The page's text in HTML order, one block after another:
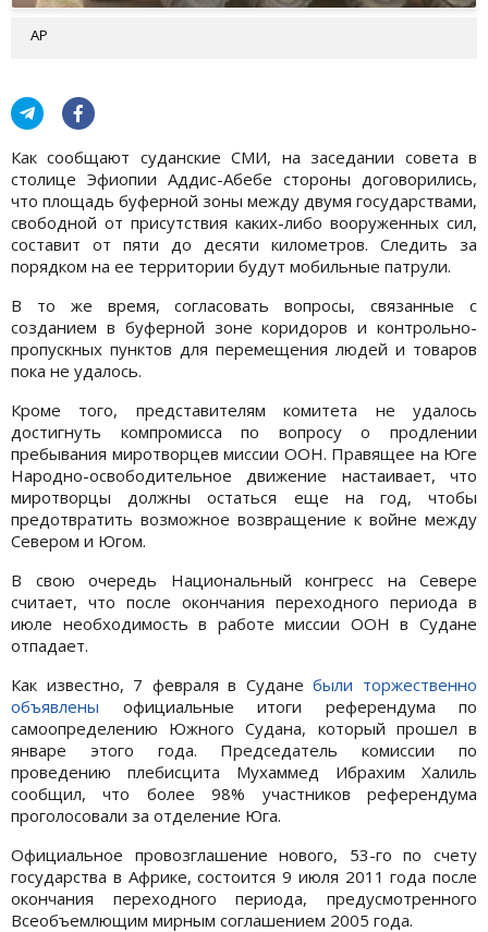
АР
Как сообщают суданские СМИ, на заседании совета в
столице Эфиопии Аддис-Абебе стороны договорились,
что площадь буферной зоны между двумя государствами,
свободной от присутствия каких-либо вооруженных сил,
составит от пяти до десяти километров. Следить за
порядком на ее территории будут мобильные патрули.
В то же время, согласовать вопросы, связанные с
созданием в буферной зоне коридоров и контрольно-
пропускных пунктов для перемещения людей и товаров
пока не удалось.
Кроме того, представителям комитета не удалось
достигнуть компромисса по вопросу о продлении
пребывания миротворцев миссии ООН. Правящее на Юге
Народно-освободительное движение настаивает, что
миротворцы должны остаться еще на год, чтобы
предотвратить возможное возвращение к войне между
Севером и Югом.
В свою очередь Национальный конгресс на Севере
считает, что после окончания переходного периода в
июле необходимость в работе миссии ООН в Судане
отпадает.
Как известно, 7 февраля в Суданебыли торжественно
объявлены официальные итоги референдума по
самоопределению Южного Судана, который прошел в
январе этого года. Председатель комиссии по
проведению плебисцита Мухаммед Ибрахим Халиль
сообщил, что более 98% участников референдума
проголосовали за отделение Юга.
Официальное провозглашение нового, 53-го по счету
государства в Африке, состоится 9 июля 2011 года после
окончания переходного периода, предусмотренного
Всеобъемлющим мирным соглашением 2005 года.